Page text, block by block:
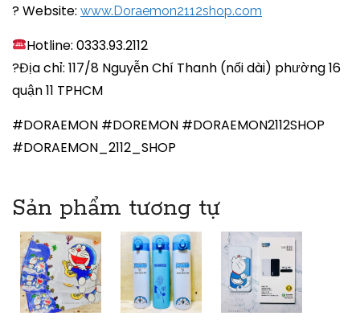
? Website: www.Doraemon2112shop.com
Hotline: 0333.93.2112
?Địa chỉ: 117/8 Nguyễn Chí Thanh (nối dài) phường 16
quận 11 TPHCM
#DORAEMON #DOREMON #DORAEMON2112SHOP
#DORAEMON_2112_SHOP
Sản phẩm tương tự